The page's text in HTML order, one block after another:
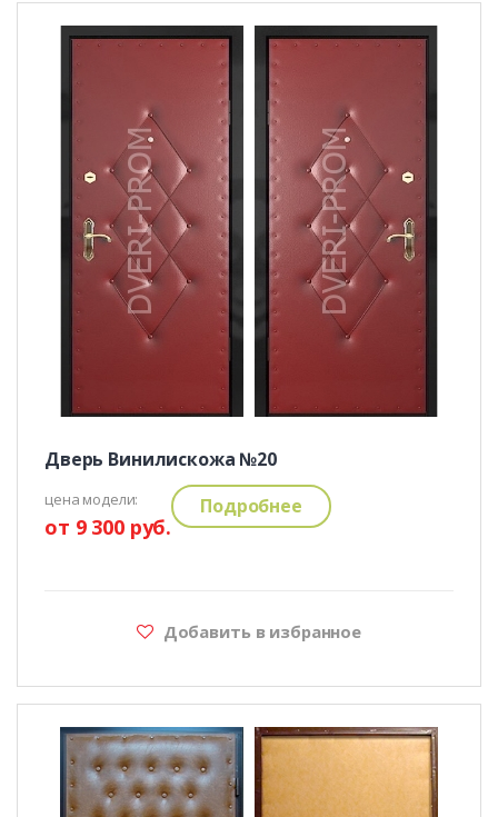
Дверь Винилискожа №20
цена модели:
от 9 300 руб.
Подробнее
Добавить в избранное